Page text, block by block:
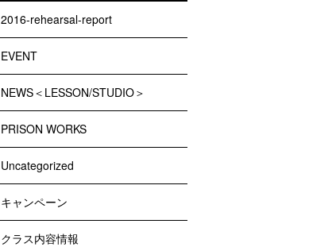
2016-rehearsal-report
EVENT
NEWS＜LESSON/STUDIO＞
PRISON WORKS
Uncategorized
キャンペーン
クラス内容情報